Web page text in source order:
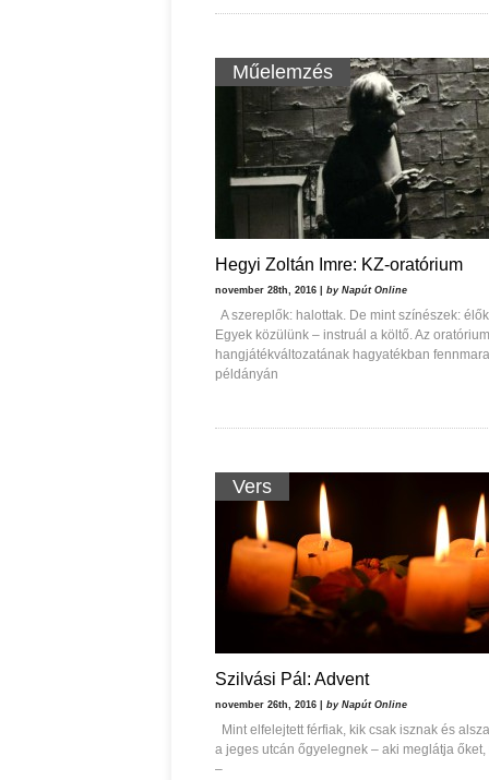
Műelemzés
Hegyi Zoltán Imre: KZ-oratórium
november 28th, 2016 | by Napút Online
A szereplők: halottak. De mint színészek:
Egyek közülünk – instruál a költő. Az oratórium
hangjátékváltozatának hagyatékban
példányán
Vers
Szilvási Pál: Advent
november 26th, 2016 | by Napút Online
Mint elfelejtett férfiak, kik csak isznak és
a jeges utcán őgyelegnek – aki meglátja őket,
–
Marietta: Szavak a fényből Káplán Géza: Erotikai